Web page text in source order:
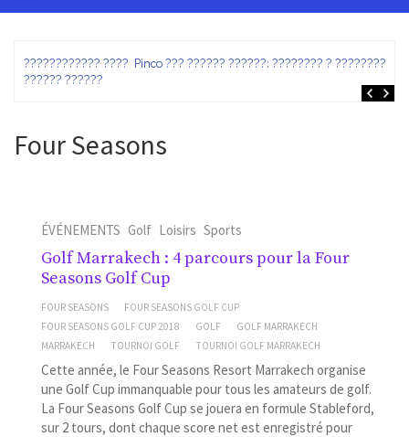
???????????? ???? Pinco ??? ?????? ??????: ???????? ? ???????? ?
?????? ??????
Four Seasons
ÉVÉNEMENTS Golf Loisirs Sports
Golf Marrakech : 4 parcours pour la Four
Seasons Golf Cup
FOUR SEASONS
FOUR SEASONS GOLF CUP
FOUR SEASONS GOLF CUP 2018
GOLF
GOLF MARRAKECH
MARRAKECH
TOURNOI GOLF TOURNOI GOLF MARRAKECH
Cette année, le Four Seasons Resort Marrakech organise
une Golf Cup immanquable pour tous les amateurs de golf.
La Four Seasons Golf Cup se jouera en formule Stableford,
sur 2 tours, dont chaque score net est enregistré pour